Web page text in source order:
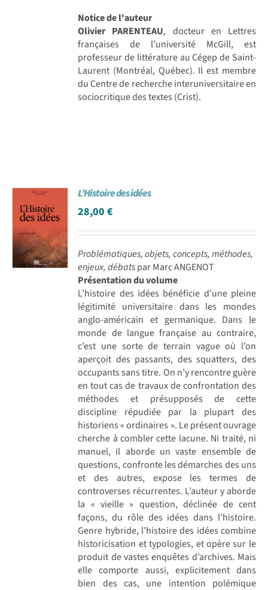
Notice de l'auteur
Olivier PARENTEAU, docteur en Lettres
françaises de l’université McGill, est
professeur de littérature au Cégep de Saint-
Laurent (Montréal, Québec). Il est membre
du Centre de recherche interuniversitaire en
sociocritique des textes (Crist).
L’Histoire des idées
28,00€
Problématiques, objets, concepts, méthodes,
enjeux, débatspar Marc ANGENOT
Présentation du volume
L’histoire des idées bénéficie d’une pleine
légitimité universitaire dans les mondes
anglo-américain et germanique. Dans le
monde de langue française au contraire,
c’est une sorte de terrain vague où l’on
aperçoit des passants, des squatters, des
occupants sans titre. On n’y rencontre guère
en tout cas de travaux de confrontation des
méthodes et présupposés de cette
discipline répudiée par la plupart des
historiens « ordinaires ». Le présent ouvrage
cherche à combler cette lacune. Ni traité, ni
manuel, il aborde un vaste ensemble de
questions, confronte les démarches des uns
et des autres, expose les termes de
controverses récurrentes. L’auteur y aborde
la « vieille » question, déclinée de cent
façons, du rôle des idées dans l’histoire.
Genre hybride, l’histoire des idées combine
historicisation et typologies, et opère sur le
produit de vastes enquêtes d’archives. Mais
elle comporte aussi, explicitement dans
bien des cas, une intention polémique